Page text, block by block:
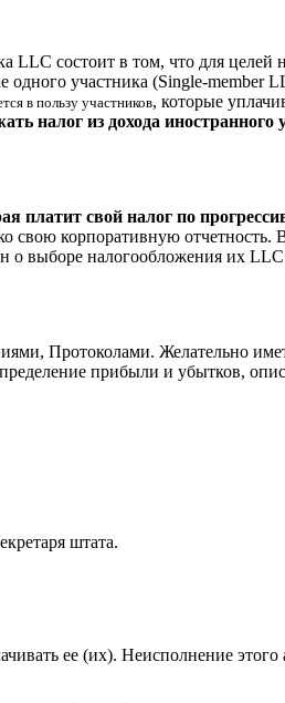
LLC состоит в том, что для целей
одного участника (Single-member
в пользу участников, которые
налог из дохода
платит свой налог по
свою корпоративную отчетность.
выборе налогообложения их LLC
Протоколами. Желательно
прибыли и убытков,
штата.
ее (их). Неисполнение